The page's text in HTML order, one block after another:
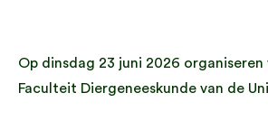
Op dinsdag 23 juni 2026
Faculteit Diergeneeskunde van de